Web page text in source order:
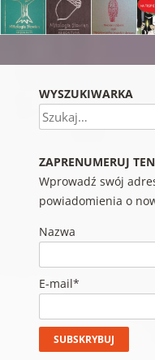
WYSZUKIWARKA
Szukaj
ZAPRENUMERUJ
Wprowadź swój
powiadomienia o
Nazwa
E-mail*